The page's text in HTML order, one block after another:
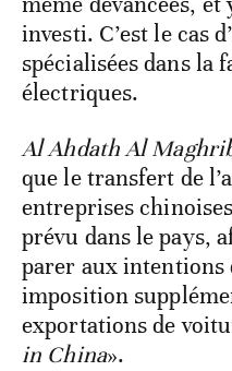
investi. C’est le cas
spécialisées dans la
électriques.
Al Ahdath Al
que le transfert de
entreprises
prévu dans le pays,
parer aux intentions
imposition
exportations de
in China».